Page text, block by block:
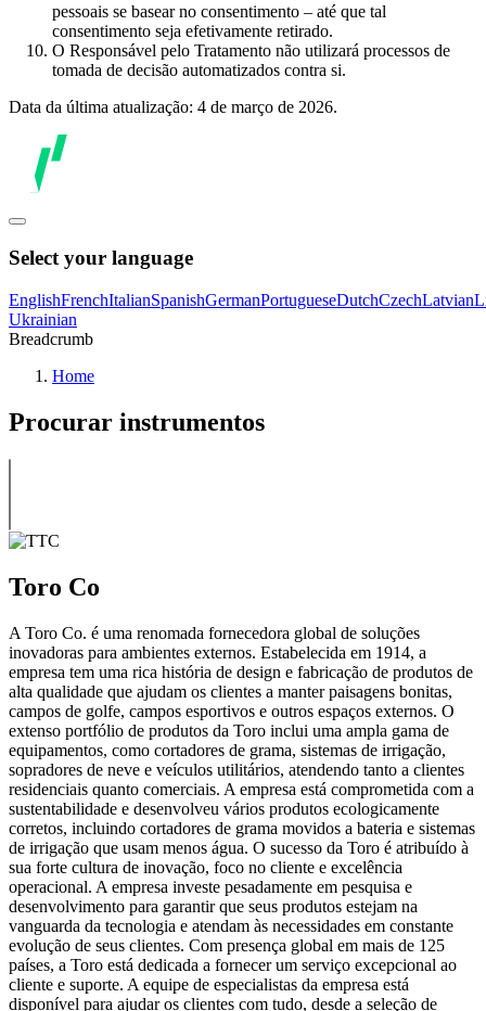
pessoais se basear no consentimento – até que tal
consentimento seja efetivamente retirado.
O Responsável pelo Tratamento não utilizará processos de
tomada de decisão automatizados contra si.
Data da última atualização: 4 de março de 2026.
Select your language
EnglishFrenchItalianSpanishGermanPortugueseDutchCzechLatvian
Ukrainian
Breadcrumb
Home
Procurar instrumentos
Toro Co
A Toro Co. é uma renomada fornecedora global de soluções
inovadoras para ambientes externos. Estabelecida em 1914, a
empresa tem uma rica história de design e fabricação de produtos de
alta qualidade que ajudam os clientes a manter paisagens bonitas,
campos de golfe, campos esportivos e outros espaços externos. O
extenso portfólio de produtos da Toro inclui uma ampla gama de
equipamentos, como cortadores de grama, sistemas de irrigação,
sopradores de neve e veículos utilitários, atendendo tanto a clientes
residenciais quanto comerciais. A empresa está comprometida com a
sustentabilidade e desenvolveu vários produtos ecologicamente
corretos, incluindo cortadores de grama movidos a bateria e sistemas
de irrigação que usam menos água. O sucesso da Toro é atribuído à
sua forte cultura de inovação, foco no cliente e excelência
operacional. A empresa investe pesadamente em pesquisa e
desenvolvimento para garantir que seus produtos estejam na
vanguarda da tecnologia e atendam às necessidades em constante
evolução de seus clientes. Com presença global em mais de 125
países, a Toro está dedicada a fornecer um serviço excepcional ao
cliente e suporte. A equipe de especialistas da empresa está
disponível para ajudar os clientes com tudo, desde a seleção de